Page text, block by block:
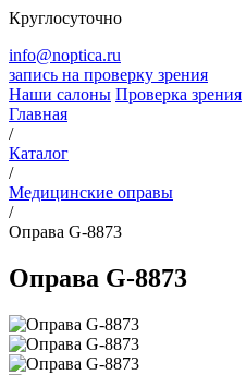
Круглосуточно
info@noptica.ru
запись на проверку зрения
Наши салоны Проверка зрения
Главная
/
Каталог
/
Медицинские оправы
/
Оправа G-8873
Оправа G-8873